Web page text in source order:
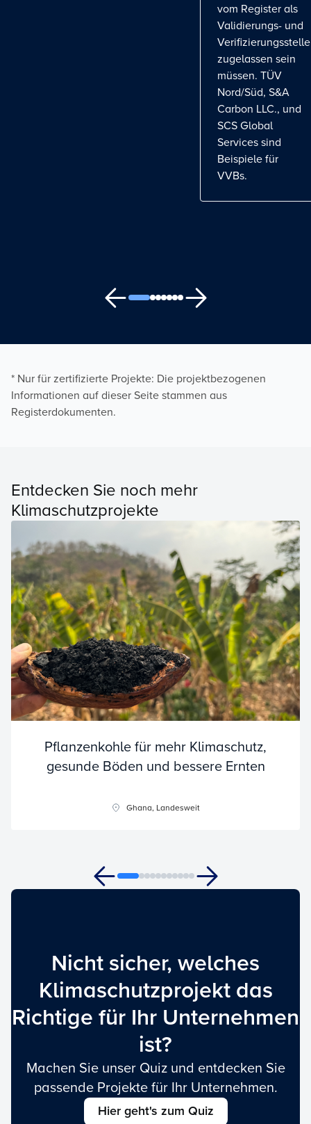
vom Register als
Validierungs- und
Verifizierungsstelle
zugelassen sein
müssen. TÜV
Nord/Süd, S&A
Carbon LLC., und
SCS Global
Services sind
Beispiele für
VVBs.
* Nur für zertifizierte Projekte: Die projektbezogenen
Informationen auf dieser Seite stammen aus
Registerdokumenten.
Entdecken Sie noch mehr
Klimaschutzprojekte
Pflanzenkohle für mehr Klimaschutz,
gesunde Böden und bessere Ernten
Ghana, Landesweit
Nicht sicher, welches
Klimaschutzprojekt das
Richtige für Ihr Unternehmen
ist?
Machen Sie unser Quiz und entdecken Sie
passende Projekte für Ihr Unternehmen.
Hier geht's zum Quiz